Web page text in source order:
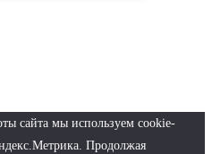
сайта мы используем cookie-
Продолжая